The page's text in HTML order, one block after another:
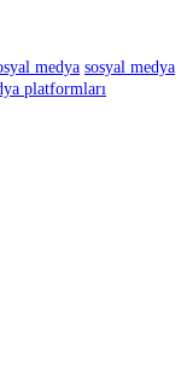
medya sosyal medya
platformları